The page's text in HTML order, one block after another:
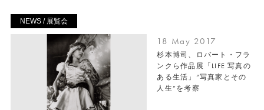
NEWS / 展覧会
18 May 2017
杉本博司、ロバート・フラ
ンクら作品展「LIFE 写真の
ある生活」“写真家とその
人生”を考察